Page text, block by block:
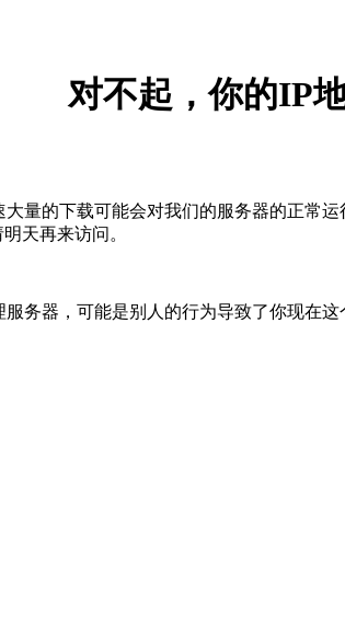
对不起，你的IP
量的下载可能会对我们的服务器的正常
天再来访问。
务器，可能是别人的行为导致了你现在